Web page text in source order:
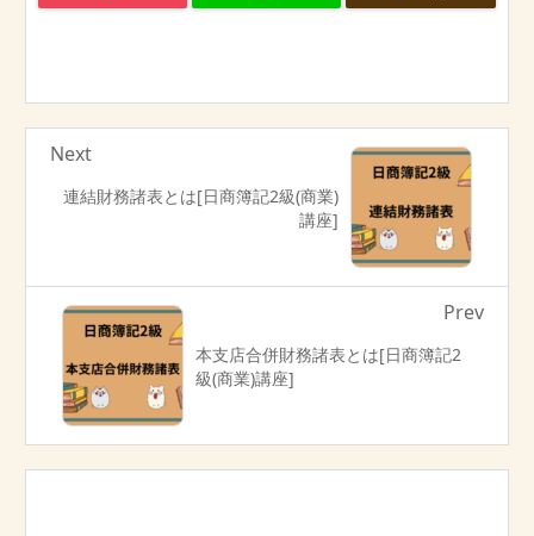
連結財務諸表とは[日商簿記2級(商業)
講座]
Next
本支店合併財務諸表とは[日商簿記2
級(商業)講座]
Prev